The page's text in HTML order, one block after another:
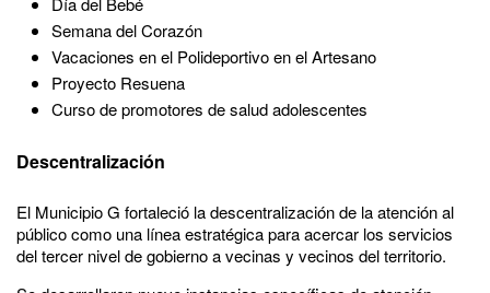
Semana del Corazón
Vacaciones en el Polideportivo en el Artesano
Proyecto Resuena
Curso de promotores de salud adolescentes
Descentralización
El Municipio G fortaleció la descentralización de la atención al
público como una línea estratégica para acercar los servicios
del tercer nivel de gobierno a vecinas y vecinos del territorio.